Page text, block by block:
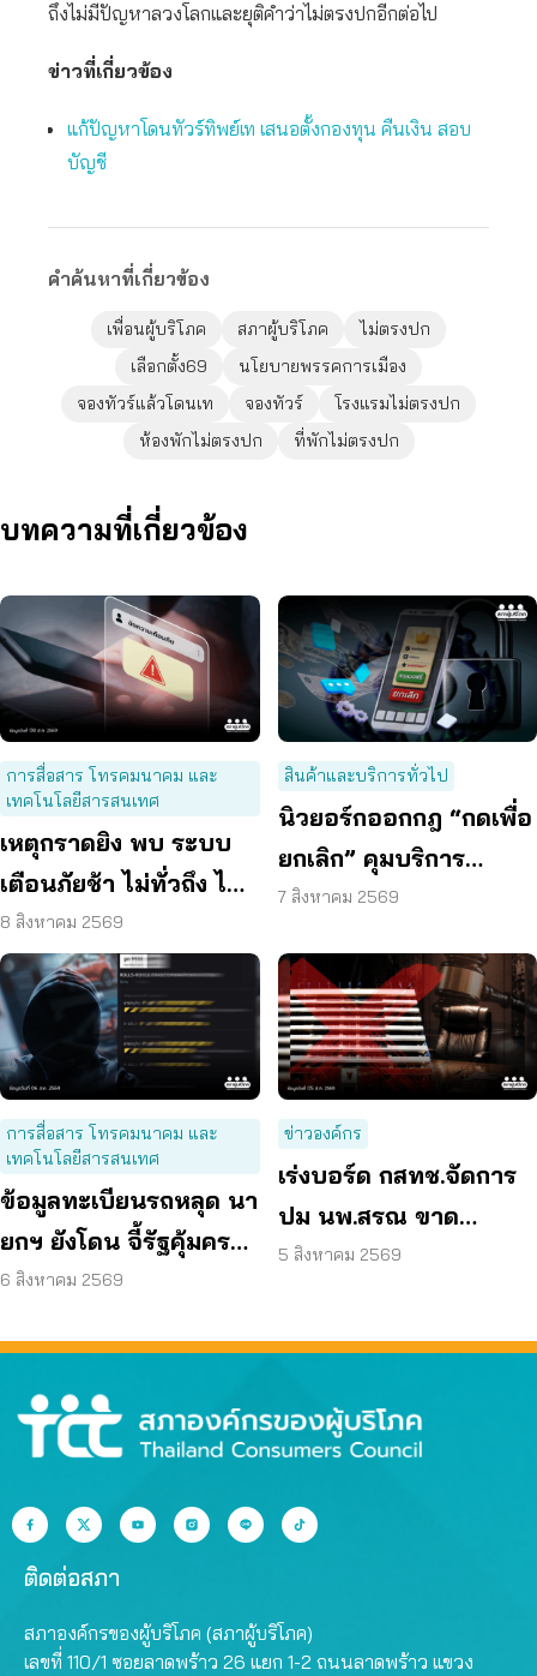
ถึงไม่มีปัญหาลวงโลกและยุติคำว่าไม่ตรงปกอีกต่อไป
ข่าวที่เกี่ยวข้อง
แก้ปัญหาโดนทัวร์ทิพย์เท เสนอตั้งกองทุน คืนเงิน สอบ
บัญชี
คำค้นหาที่เกี่ยวข้อง
เพื่อนผู้บริโภค สภาผู้บริโภค
ไม่ตรงปก
เลือกตั้ง69
นโยบายพรรคการเมือง
จองทัวร์แล้วโดนเท
จองทัวร์
โรงแรมไม่ตรงปก
ห้องพักไม่ตรงปก
ที่พักไม่ตรงปก
บทความที่เกี่ยวข้อง
การสื่อสาร โทรคมนาคม และ
เทคโนโลยีสารสนเทศ
เหตุกราดยิง พบ ระบบ
เตือนภัยช้า ไม่ทั่วถึง ไม่
ชัดเจน
8 สิงหาคม 2569
สินค้าและบริการทั่วไป
นิวยอร์กออกกฎ “กดเพื่อ
ยกเลิก” คุมบริการ
ออนไลน์ ต่ออายุสมาชิก
7 สิงหาคม 2569
การสื่อสาร โทรคมนาคม และ
เทคโนโลยีสารสนเทศ
ข้อมูลทะเบียนรถหลุด นา
ยกฯ ยังโดน จี้รัฐคุ้มครอง
ข้อมูลส่วนบุคคล
6 สิงหาคม 2569
ข่าวองค์กร
เร่งบอร์ด กสทช.จัดการ
ปม นพ.สรณ ขาด
คุณสมบัติ ตามมติ
5 สิงหาคม 2569
ติดต่อสภา
สภาองค์กรของผู้บริโภค (สภาผู้บริโภค)
เลขที่ 110/1 ซอยลาดพร้าว 26 แยก 1-2 ถนนลาดพร้าว แขวง